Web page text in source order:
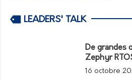
LEADERS' TALK
De grandes
Zephyr
16 octobre